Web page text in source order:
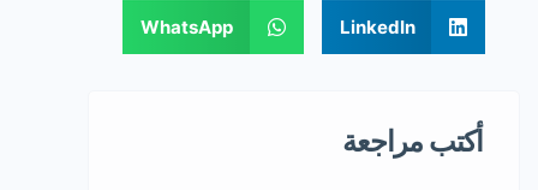
LinkedIn
WhatsApp
أكتب مراجعة